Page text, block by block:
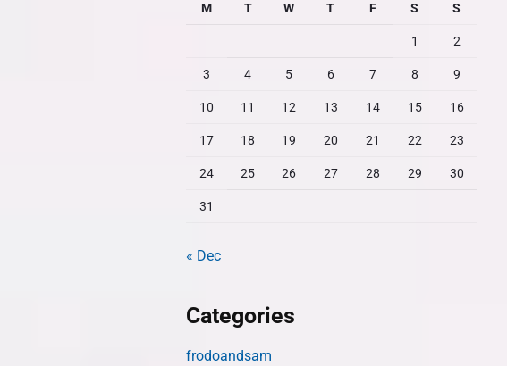
M T W T F S S
1 2
3 4 5 6 7 8 9
10 11 12 13 14 15 16
17 18 19 20 21 22 23
24 25 26 27 28 29 30
31
« Dec
Categories
frodoandsam